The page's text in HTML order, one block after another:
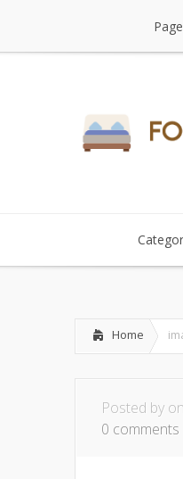
Home
Posted by
0 comments